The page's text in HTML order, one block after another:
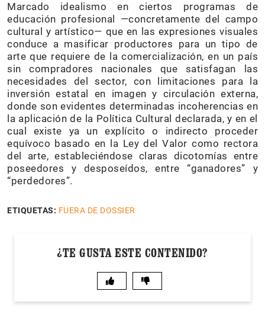
Marcado idealismo en ciertos programas de
educación profesional —concretamente del campo
cultural y artístico— que en las expresiones visuales
conduce a masificar productores para un tipo de
arte que requiere de la comercialización, en un país
sin compradores nacionales que satisfagan las
necesidades del sector, con limitaciones para la
inversión estatal en imagen y circulación externa,
donde son evidentes determinadas incoherencias en
la aplicación de la Política Cultural declarada, y en el
cual existe ya un explícito o indirecto proceder
equívoco basado en la Ley del Valor como rectora
del arte, estableciéndose claras dicotomías entre
poseedores y desposeídos, entre “ganadores” y
“perdedores”.
ETIQUETAS: FUERA DE DOSSIER
¿TE GUSTA ESTE CONTENIDO?